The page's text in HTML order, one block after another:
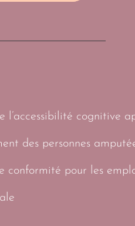
l’accessibilité cognitive
des personnes
conformité pour les